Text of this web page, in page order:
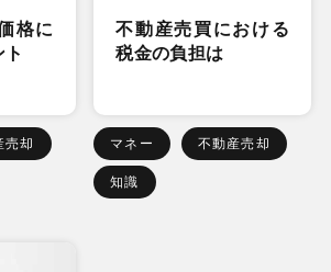
格に
売却
不動産売買における
税金の負担は
マネー 不動産売却
知識